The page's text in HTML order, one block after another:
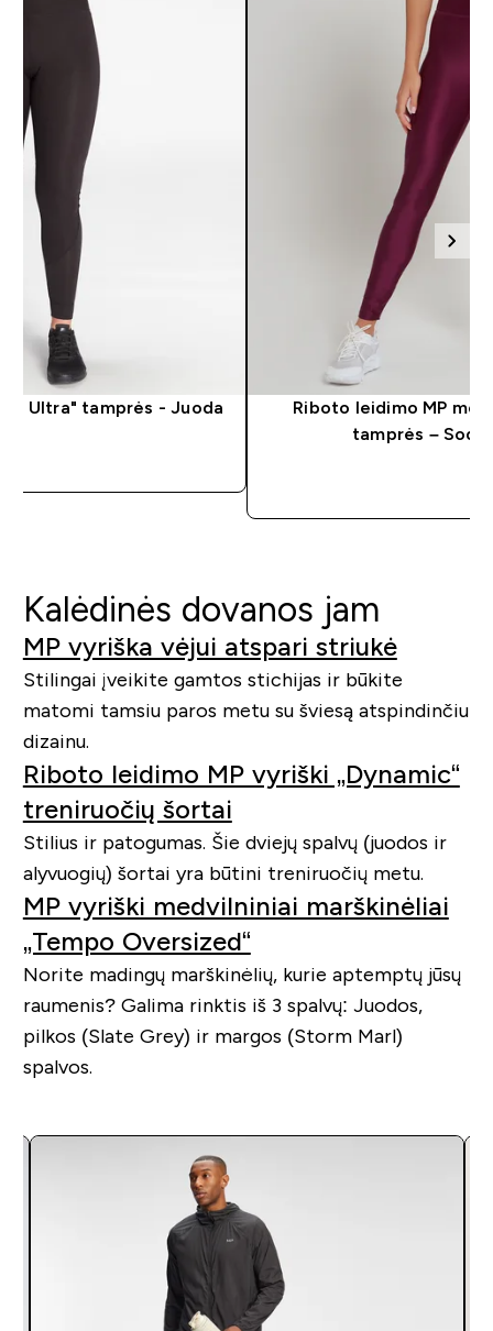
Ultra" tamprės - Juoda
Riboto leidimo MP
tamprės –
Kalėdinės dovanos jam
MP vyriška vėjui atspari striukė
Stilingai įveikite gamtos stichijas ir būkite
matomi tamsiu paros metu su šviesą atspindinčiu
dizainu.
Riboto leidimo MP vyriški „Dynamic“
treniruočių šortai
Stilius ir patogumas. Šie dviejų spalvų (juodos ir
alyvuogių) šortai yra būtini treniruočių metu.
MP vyriški medvilniniai marškinėliai
„Tempo Oversized“
Norite madingų marškinėlių, kurie aptemptų jūsų
raumenis? Galima rinktis iš 3 spalvų: Juodos,
pilkos (Slate Grey) ir margos (Storm Marl)
spalvos.